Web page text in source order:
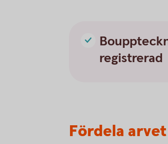
registrerad
Fördela arvet